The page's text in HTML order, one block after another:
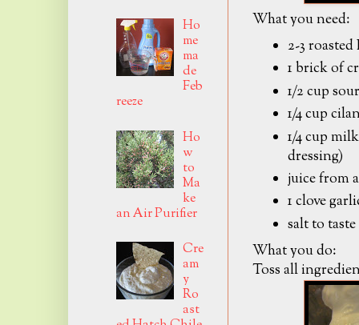
What you need:
2-3 roasted
1 brick of
1/2 cup
1/4 cup
1/4 cup
dressing)
juice from
1 clove
salt to taste
What you do:
Toss all
Ho
me
ma
de
Feb
reeze
Ho
w
to
Ma
ke
an Air Purifier
Cre
am
y
Ro
ast